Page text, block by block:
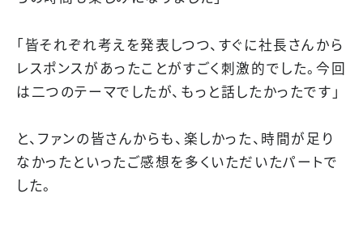
「皆それぞれ考えを発表しつつ、すぐに社長さんから
レスポンスがあったことがすごく刺激的でした。今回
は二つのテーマでしたが、もっと話したかったです」
と、ファンの皆さんからも、楽しかった、時間が足り
なかったといったご感想を多くいただいたパートで
した。